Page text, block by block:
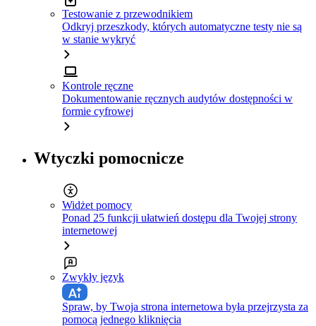
Testowanie z przewodnikiem
Odkryj przeszkody, których automatyczne testy nie są
w stanie wykryć
Kontrole ręczne
Dokumentowanie ręcznych audytów dostępności w
formie cyfrowej
Wtyczki pomocnicze
Widżet pomocy
Ponad 25 funkcji ułatwień dostępu dla Twojej strony
internetowej
Zwykły język
Spraw, by Twoja strona internetowa była przejrzysta za
pomocą jednego kliknięcia